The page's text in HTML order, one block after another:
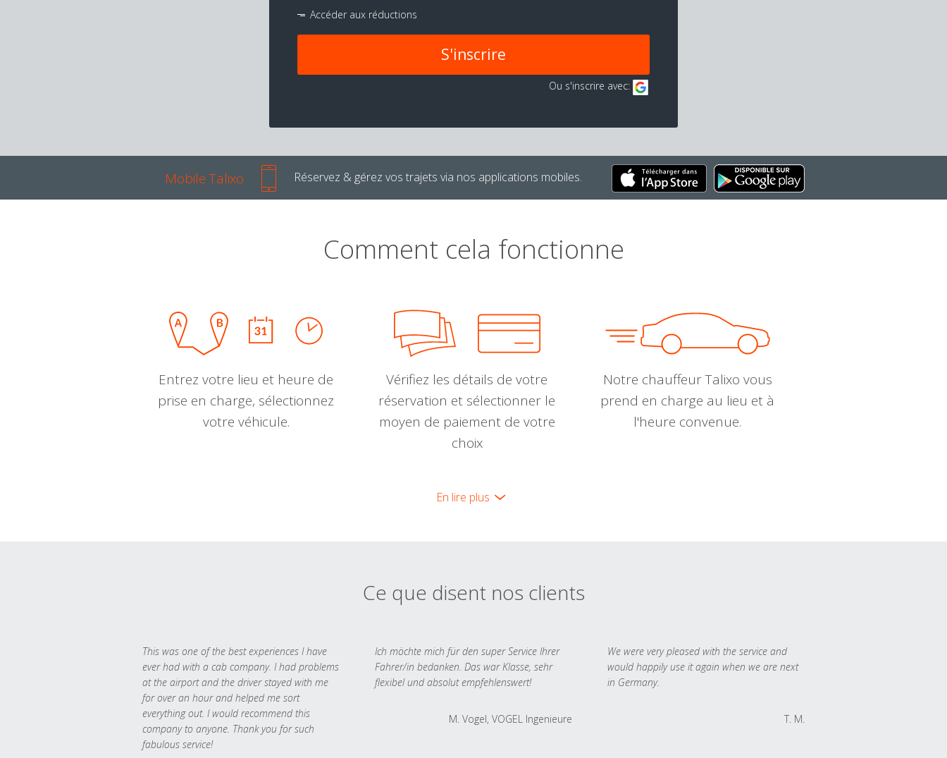
Accéder aux réductions
S'inscrire
Ou s'inscrire avec:
Mobile Talixo Réservez & gérez vos trajets via nos applications mobiles.
Comment cela fonctionne
Entrez votre lieu et heure de
prise en charge, sélectionnez
votre véhicule.
Vérifiez les détails de votre
réservation et sélectionner le
moyen de paiement de votre
choix
Notre chauffeur Talixo vous
prend en charge au lieu et à
l'heure convenue.
En lire plus
Ce que disent nos clients
This was one of the best experiences I have
ever had with a cab company. I had problems
at the airport and the driver stayed with me
for over an hour and helped me sort
everything out. I would recommend this
company to anyone. Thank you for such
fabulous service!
Ich möchte mich für den super Service Ihrer
Fahrer/in bedanken. Das war Klasse, sehr
flexibel und absolut empfehlenswert!
M. Vogel, VOGEL Ingenieure
We were very pleased with the service and
would happily use it again when we are next
in Germany.
T. M.